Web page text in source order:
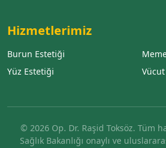
Hizmetlerimiz
Burun Estetiği
Yüz Estetiği
© 2026 Op. Dr. Raşid Toksöz. Tüm
Sağlık Bakanlığı onaylı ve